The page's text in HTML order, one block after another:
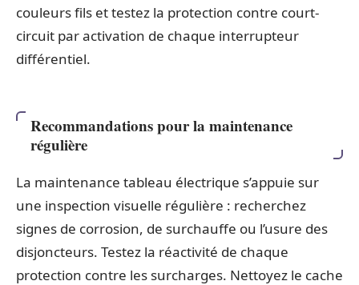
couleurs fils et testez la protection contre court-
circuit par activation de chaque interrupteur
différentiel.
Recommandations pour la maintenance
régulière
La maintenance tableau électrique s’appuie sur
une inspection visuelle régulière : recherchez
signes de corrosion, de surchauffe ou l’usure des
disjoncteurs. Testez la réactivité de chaque
protection contre les surcharges. Nettoyez le cache